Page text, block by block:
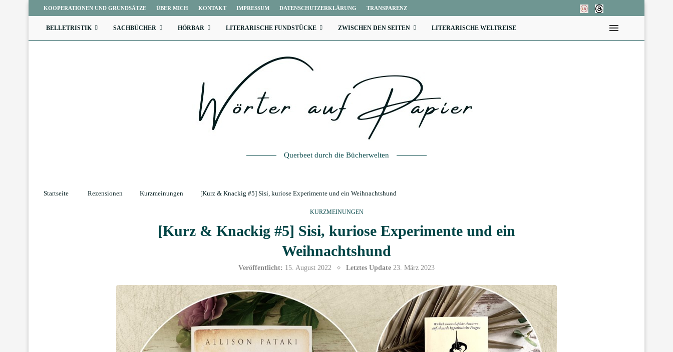
KOOPERATIONEN UND GRUNDSÄTZE ÜBER MICH KONTAKT IMPRESSUM DATENSCHUTZERKLÄRUNG TRANSPARENZ
BELLETRISTIK SACHBÜCHER HÖRBAR LITERARISCHE FUNDSTÜCKE ZWISCHEN DEN SEITEN LITERARISCHE WELTREISE
Querbeet durch die Bücherwelten
Startseite Rezensionen Kurzmeinungen [Kurz & Knackig #5] Sisi, kuriose Experimente und ein Weihnachtshund
KURZMEINUNGEN
[Kurz & Knackig #5] Sisi, kuriose Experimente und ein
Weihnachtshund
Veröffentlicht: 15. August 2022 Letztes Update 23. März 2023